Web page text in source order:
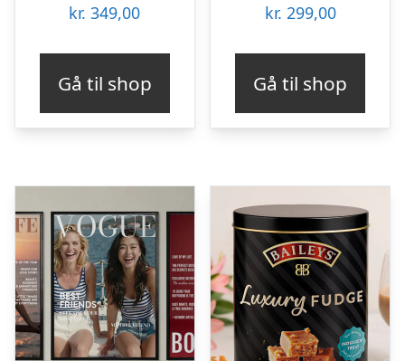
kr. 349,00
Gå til shop
kr. 299,00
Gå til shop